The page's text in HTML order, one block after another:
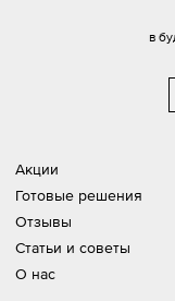
Акции
Готовые решения
Отзывы
Статьи и советы
О нас
в